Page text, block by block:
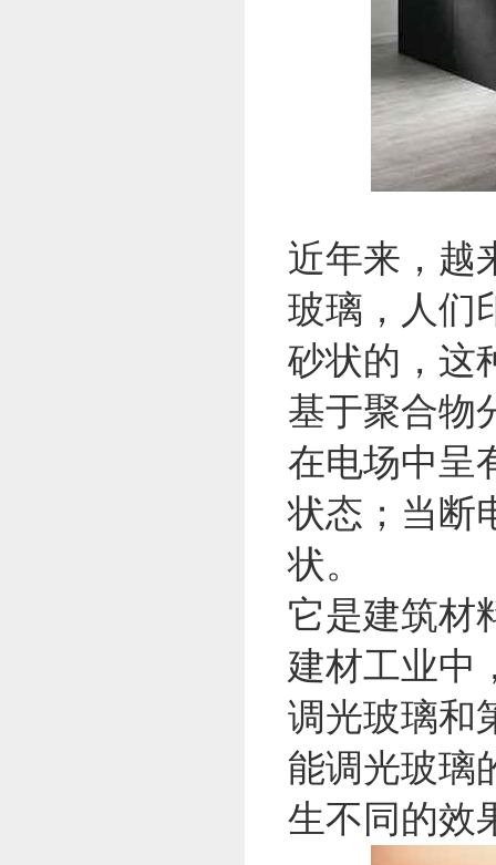
近年来，越
玻璃，人们
砂状的，这
基于聚合物
在电场中呈
状态；当断
状。
它是建筑材
建材工业中
调光玻璃和
能调光玻璃
生不同的效